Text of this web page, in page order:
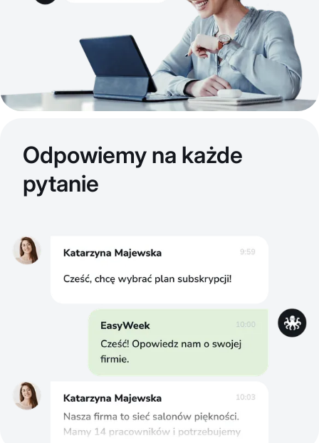
Odpowiemy na każde
pytanie